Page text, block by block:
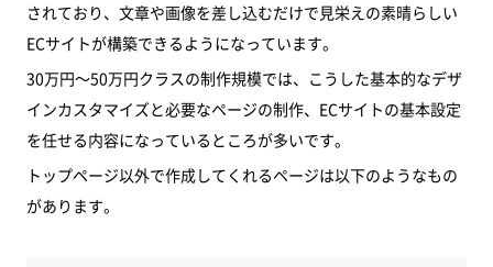
されており、文章や画像を差し込むだけで見栄えの素晴らしい
ECサイトが構築できるようになっています。
30万円～50万円クラスの制作規模では、こうした基本的なデザ
インカスタマイズと必要なページの制作、ECサイトの基本設定
を任せる内容になっているところが多いです。
トップページ以外で作成してくれるページは以下のようなもの
があります。